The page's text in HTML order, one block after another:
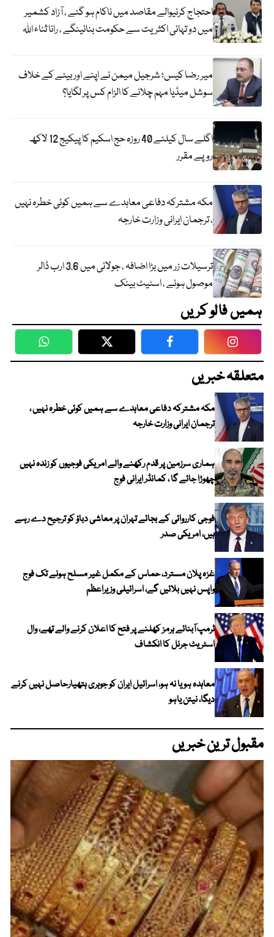
احتجاج کرنیوالے مقاصد میں ناکام ہو گئے ، آزاد کشمیر
میں دو تہائی اکثریت سے حکومت بنائینگے ، رانا ثناء اللہ
میر رضا کیس؛ شرجیل میمن نے اپنے اور بیٹے کے خلاف
سوشل میڈیا مہم چلانے کا الزام کس پر لگایا؟
اگلے سال کیلئے 40 روزہ حج اسکیم کا پیکیج 12 لاکھ
روپے مقرر
مکہ مشترکہ دفاعی معاہدے سے ہمیں کوئی خطرہ نہیں
، ترجمان ایرانی وزارت خارجہ
ترسیلات زر میں بڑا اضافہ ، جولائی میں 3.6 ارب ڈالر
موصول ہوئے ، اسٹیٹ بینک
ہمیں فالو کریں
WhatsApp Twitter Facebook
متعلقہ خبریں
مکہ مشترکہ دفاعی معاہدے سے ہمیں کوئی خطرہ نہیں ،
ترجمان ایرانی وزارت خارجہ
ہماری سرزمین پر قدم رکھنے والے امریکی فوجیوں کو زندہ نہیں
چھوڑا جائے گا ، کمانڈر ایرانی فوج
فوجی کارروائی کے بجائے تہران پر معاشی دباؤ کو ترجیح دے رہے
ہیں، امریکی صدر
غزہ پلان مسترد، حماس کے مکمل غیر مسلح ہونے تک فوج
واپس نہیں بلائیں گے، اسرائیلی وزیراعظم
ٹرمپ آبنائے ہرمز کھلنے پر فتح کا اعلان کرنے والے تھے، وال
اسٹریٹ جرنل کا انکشاف
معاہدہ ہو یا نہ ہو، اسرائیل ایران کو جوہری ہتھیارحاصل نہیں کرنے
دیگا، نیتن یاہو
مقبول ترین خبریں